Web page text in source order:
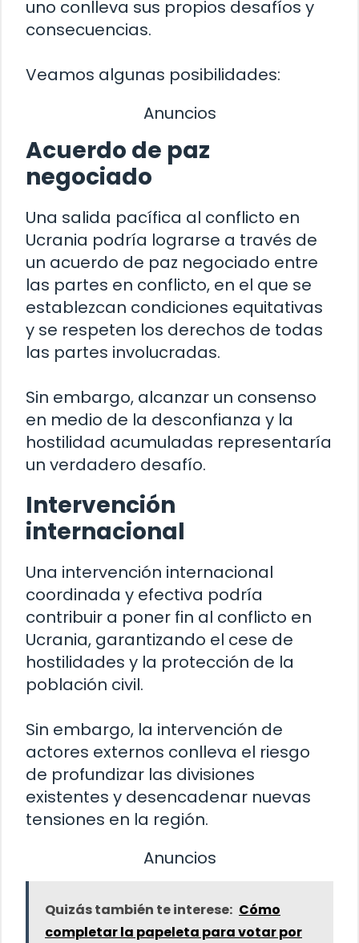
uno conlleva sus propios desafíos y
consecuencias.
Veamos algunas posibilidades:
Anuncios
Acuerdo de paz
negociado
Una salida pacífica al conflicto en
Ucrania podría lograrse a través de
un acuerdo de paz negociado entre
las partes en conflicto, en el que se
establezcan condiciones equitativas
y se respeten los derechos de todas
las partes involucradas.
Sin embargo, alcanzar un consenso
en medio de la desconfianza y la
hostilidad acumuladas representaría
un verdadero desafío.
Intervención
internacional
Una intervención internacional
coordinada y efectiva podría
contribuir a poner fin al conflicto en
Ucrania, garantizando el cese de
hostilidades y la protección de la
población civil.
Sin embargo, la intervención de
actores externos conlleva el riesgo
de profundizar las divisiones
existentes y desencadenar nuevas
tensiones en la región.
Anuncios
Quizás también te interese: Cómo
completar la papeleta para votar por